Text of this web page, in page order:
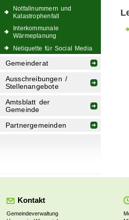
Notfallnummern und
Katastrophenfall
Interkommunale
Wärmeplanung
Netiquette für Social Media
Gemeinderat
Ausschreibungen /
Stellenangebote
Amtsblatt der
Gemeinde
Partnergemeinden
Kontakt
Gemeindeverwaltung